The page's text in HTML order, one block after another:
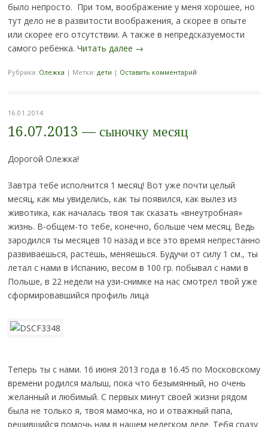
было непросто. При том, воображение у меня хорошее, но
тут дело не в развитости воображения, а скорее в опыте
или скорее его отсутствии. А также в непредсказуемости
самого ребенка. Читать далее →
Рубрика: Олежка | Метки: дети | Оставить комментарий
16.01.2014
16.07.2013 — сыночку месяц
Дорогой Олежка!
Завтра тебе исполнится 1 месяц! Вот уже почти целый
месяц, как мы увиделись, как ты появился, как вылез из
животика, как началась твоя так сказать «внеутробная»
жизнь. В-общем-то тебе, конечно, больше чем месяц. Ведь
зародился ты месяцев 10 назад и все это время непрестанно
развиваешься, растешь, меняешься. Будучи от силу 1 см., ты
летал с нами в Испанию, весом в 100 гр. побывал с нами в
Польше, в 22 недели на узи-снимке на нас смотрел твой уже
сформировавшийся профиль лица
Теперь ты с нами. 16 июня 2013 года в 16.45 по Московскому
времени родился малыш, пока что безымянный, но очень
желанный и любимый. С первых минут своей жизни рядом
была не только я, твоя мамочка, но и отважный папа,
решившийся помочь нам в нашем нелегком деле. Тебя сразу